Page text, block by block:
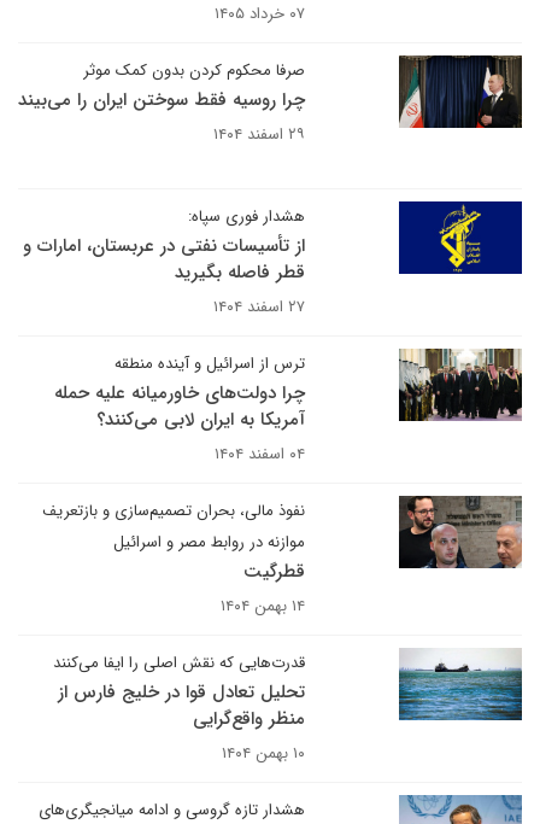
۰۷ خرداد ۱۴۰۵
صرفا محکوم کردن بدون کمک موثر
چرا روسیه فقط سوختن ایران را می‌بیند
۲۹ اسفند ۱۴۰۴
هشدار فوری سپاه:
از تأسیسات نفتی در عربستان، امارات و
قطر فاصله بگیرید
۲۷ اسفند ۱۴۰۴
ترس از اسرائیل و آینده منطقه
چرا دولت‌های خاورمیانه علیه حمله
آمریکا به ایران لابی می‌کنند؟
۰۴ اسفند ۱۴۰۴
نفوذ مالی، بحران تصمیم‌سازی و بازتعریف
موازنه در روابط مصر و اسرائیل
قطرگیت
۱۴ بهمن ۱۴۰۴
قدرت‌هایی که نقش اصلی را ایفا می‌کنند
تحلیل تعادل قوا در خلیج فارس از
منظر واقع‌گرایی
۱۰ بهمن ۱۴۰۴
هشدار تازه گروسی و ادامه میانجیگری‌های